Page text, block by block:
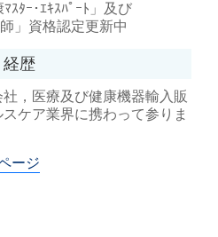
ｽﾀｰ･ｴｷｽﾊﾟｰﾄ」及び
」資格認定更新中
経歴
，医療及び健康機器輸入販
ケア業界に携わって参りま
ージ